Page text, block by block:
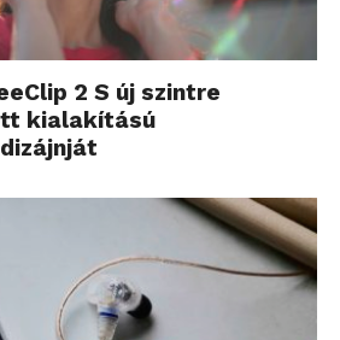
2 S új szintre
kialakítású